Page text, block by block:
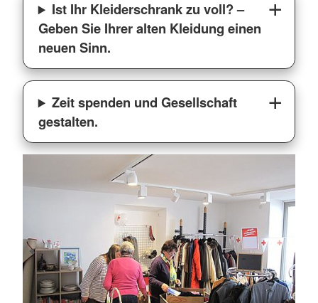
Ist Ihr Kleiderschrank zu voll? –
Geben Sie Ihrer alten Kleidung einen
neuen Sinn.
Zeit spenden und Gesellschaft
gestalten.